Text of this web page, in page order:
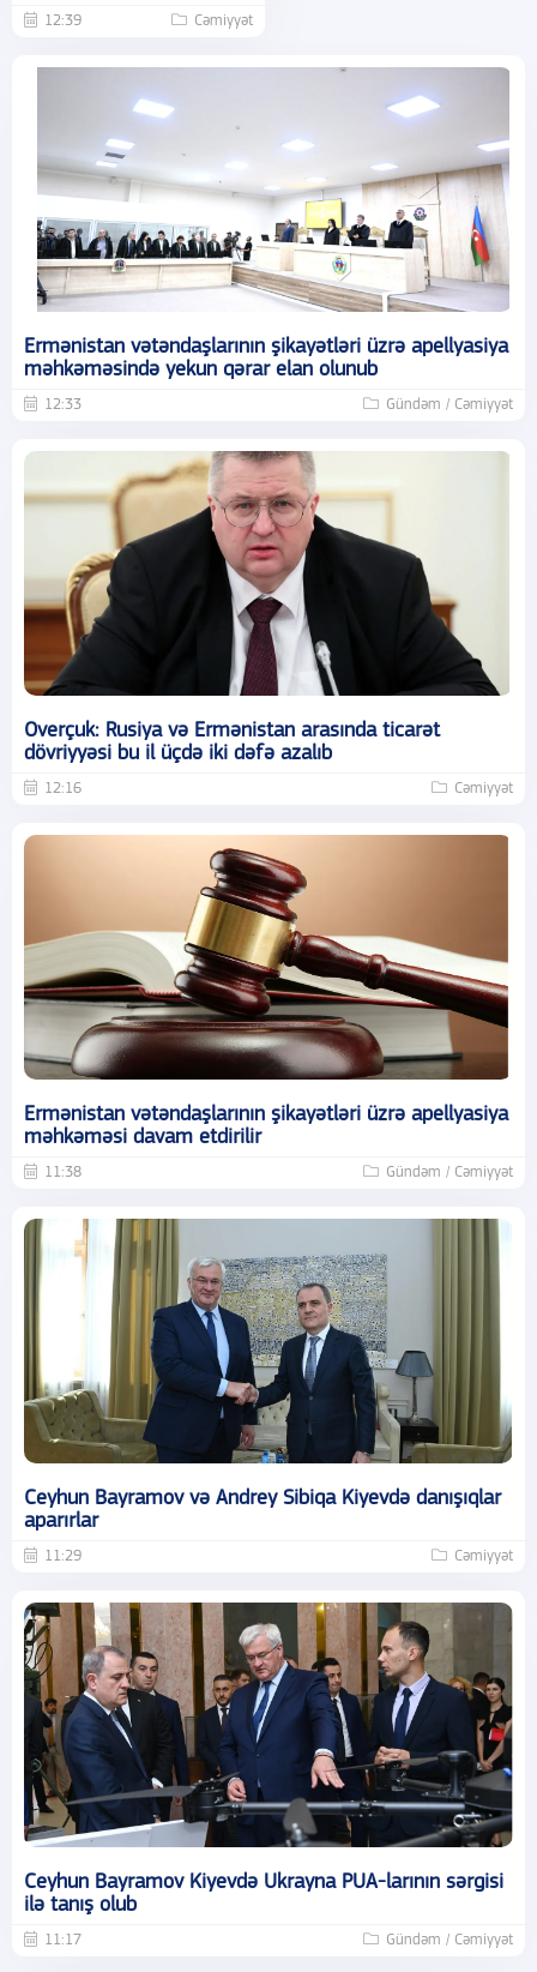
12:39 Cəmiyyət
Ermənistan vətəndaşlarının şikayətləri üzrə apellyasiya
məhkəməsində yekun qərar elan olunub
12:33 Gündəm / Cəmiyyət
Overçuk: Rusiya və Ermənistan arasında ticarət
dövriyyəsi bu il üçdə iki dəfə azalıb
12:16 Cəmiyyət
Ermənistan vətəndaşlarının şikayətləri üzrə apellyasiya
məhkəməsi davam etdirilir
11:38 Gündəm / Cəmiyyət
Ceyhun Bayramov və Andrey Sibiqa Kiyevdə danışıqlar
aparırlar
11:29 Cəmiyyət
Ceyhun Bayramov Kiyevdə Ukrayna PUA-larının sərgisi
ilə tanış olub
11:17 Gündəm / Cəmiyyət